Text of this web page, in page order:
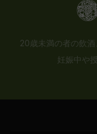
20歳未満の者の飲酒
妊娠中や